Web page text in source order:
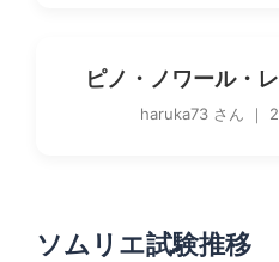
ピノ・ノワール・
haruka73 さん ｜
ソムリエ試験推移